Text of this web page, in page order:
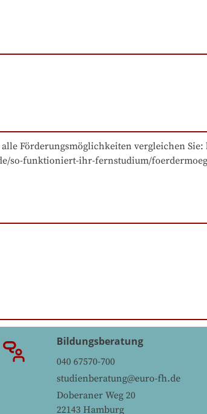
Förderungsmöglichkeiten vergleichen
so-funktioniert-ihr-fernstudium/
Bildungsberatung
040 67570-700
studienberatung@euro-fh.de
Doberaner Weg 20
22143 Hamburg